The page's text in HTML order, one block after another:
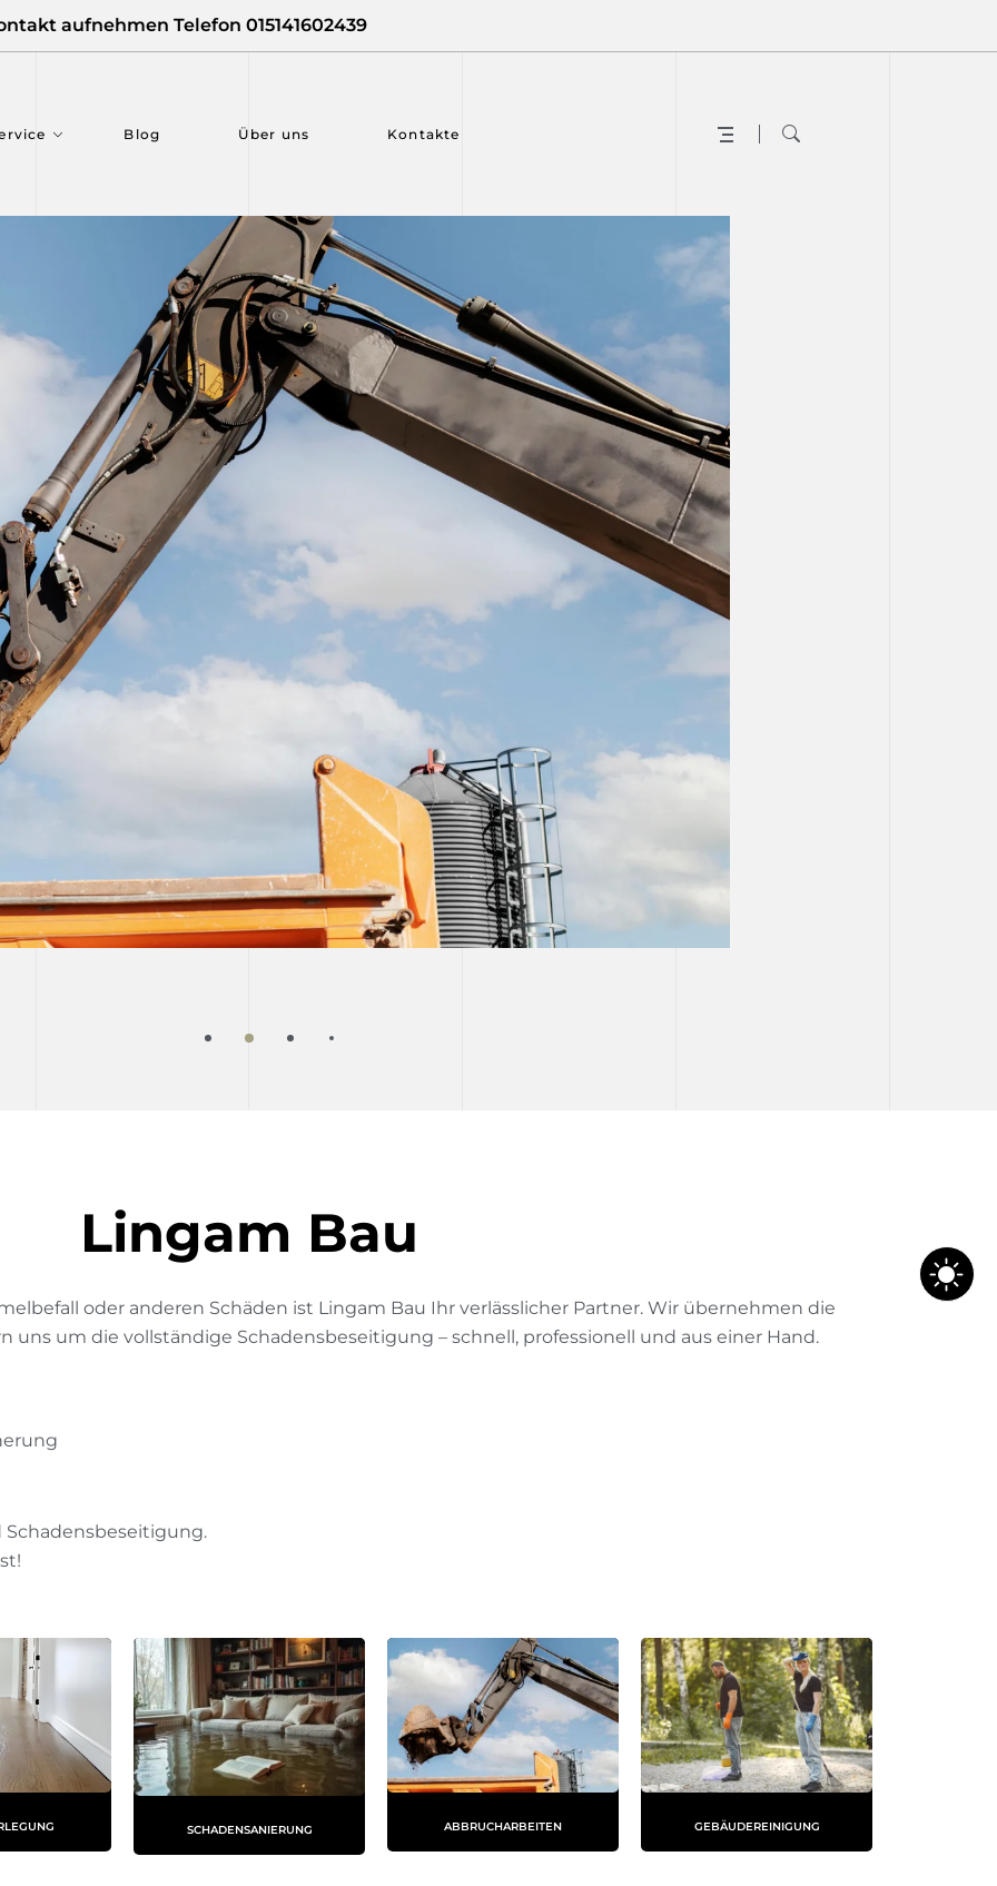
aufnehmen Telefon 015141602439
Blog Über uns Kontakte
Lingam Bau
oder anderen Schäden ist Lingam Bau Ihr verlässlicher Partner. Wir übernehmen die
uns um die vollständige Schadensbeseitigung – schnell, professionell und aus einer Hand.
Schadensbeseitigung.
SCHADENSANIERUNG ABBRUCHARBEITEN GEBÄUDEREINIGUNG